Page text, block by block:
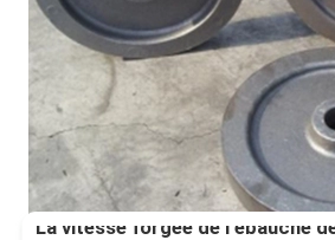
La vitesse forgée de l'ébauche